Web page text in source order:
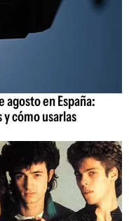
agosto en España:
cómo usarlas